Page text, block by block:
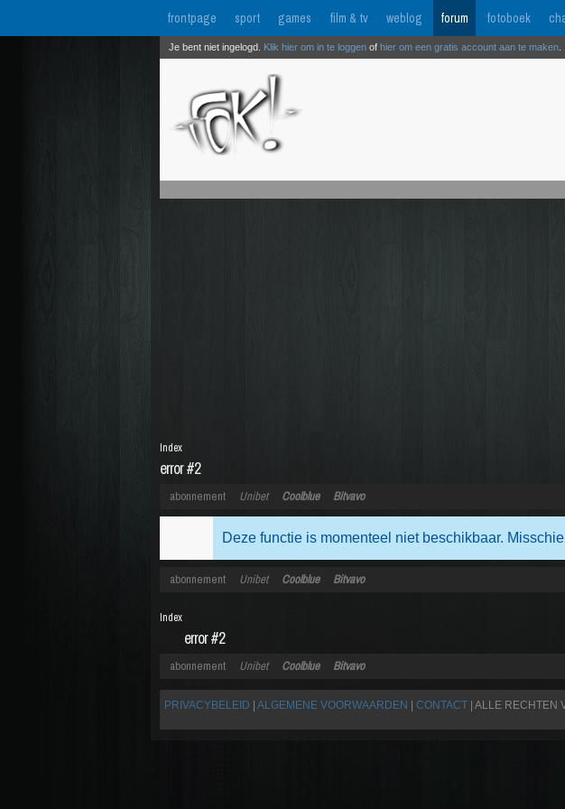
frontpage sport games film & tv weblog forum fotoboek
Je bent niet ingelogd. Klik hier om in te loggen of hier om een gratis account aan te maken
error #2
Index
abonnement Unibet Coolblue Bitvavo
Deze functie is momenteel niet beschikbaar.
abonnement Unibet Coolblue Bitvavo
error #2
Index
abonnement Unibet Coolblue Bitvavo
PRIVACYBELEID ALGEMENE VOORWAARDEN CONTACT | ALLE